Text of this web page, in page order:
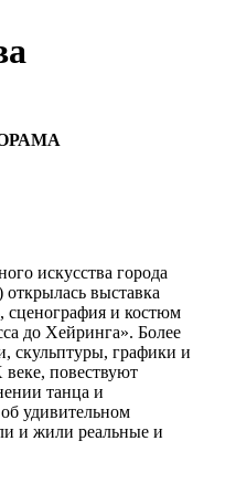
искусства города
выставка
сценография и костюм
до Хейринга». Более
скульптуры, графики и
повествуют
танца и
удивительном
и жили реальные и